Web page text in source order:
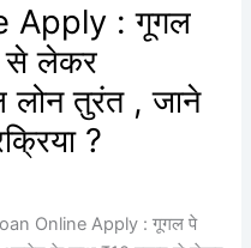
Apply : गूगल
से लेकर
तुरंत , जाने
?
Online Apply : गूगल पे